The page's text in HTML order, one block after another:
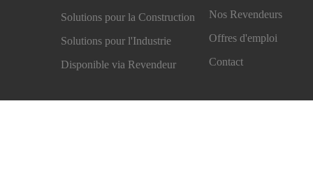
Solutions pour la Construction
Solutions pour l'Industrie
Disponible via Revendeur
Nos Revendeurs
Offres d'emploi
Contact